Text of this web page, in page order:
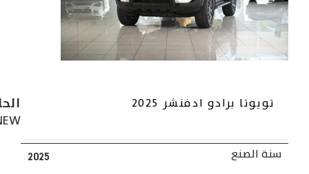
تويوتا برادو ادفنشر 2025
سنة الصنع 2025